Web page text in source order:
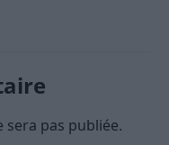
sera pas publiée.